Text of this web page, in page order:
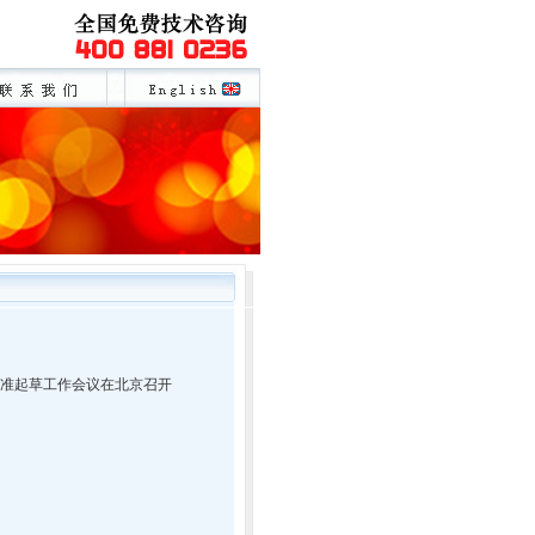
起草工作会议在北京召开